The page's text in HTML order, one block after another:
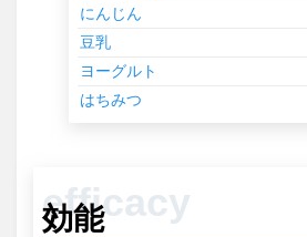
にんじん
豆乳
ヨーグルト
はちみつ
効能